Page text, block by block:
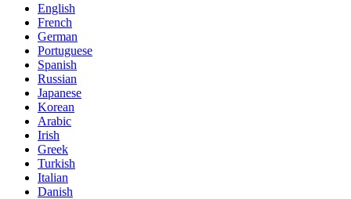
English
French
German
Portuguese
Spanish
Russian
Japanese
Korean
Arabic
Irish
Greek
Turkish
Italian
Danish